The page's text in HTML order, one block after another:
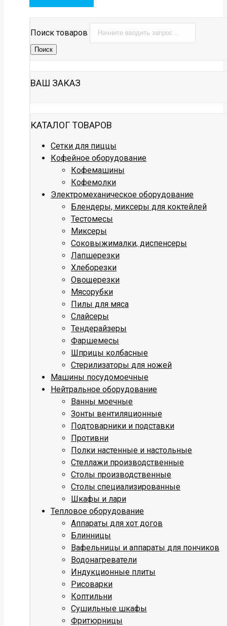
Поиск товаров
Поиск
ВАШ ЗАКАЗ
КАТАЛОГ ТОВАРОВ
Сетки для пиццы
Кофейное оборудование
Кофемашины
Кофемолки
Электромеханическое оборудование
Блендеры, миксеры для коктейлей
Тестомесы
Миксеры
Соковыжималки, диспенсеры
Лапшерезки
Хлеборезки
Овощерезки
Мясорубки
Пилы для мяса
Слайсеры
Тендерайзеры
Фаршемесы
Шприцы колбасные
Стерилизаторы для ножей
Машины посудомоечные
Нейтральное оборудование
Ванны моечные
Зонты вентиляционные
Подтоварники и подставки
Противни
Полки настенные и настольные
Стеллажи производственные
Столы производственные
Столы специализированные
Шкафы и лари
Тепловое оборудование
Аппараты для хот догов
Блинницы
Вафельницы и аппараты для пончиков
Водонагреватели
Индукционные плиты
Рисоварки
Коптильни
Сушильные шкафы
Фритюрницы